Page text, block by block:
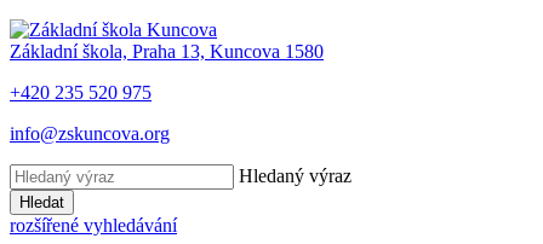
Základní škola, Praha 13, Kuncova 1580
+420 235 520 975
info@zskuncova.org
Hledaný výraz
Hledat
rozšířené vyhledávání